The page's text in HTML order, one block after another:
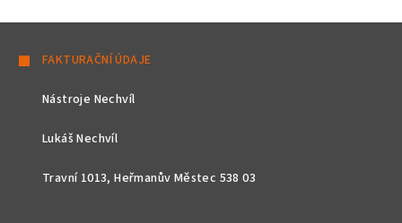
FAKTURAČNÍ ÚDAJE
Nástroje Nechvíl
Lukáš Nechvíl
Travní 1013, Heřmanův Městec 538 03